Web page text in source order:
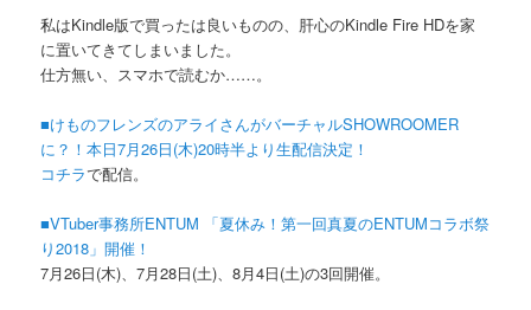
私はKindle版で買ったは良いものの、肝心のKindle Fire HDを家
に置いてきてしまいました。
仕方無い、スマホで読むか……。
■けものフレンズのアライさんがバーチャルSHOWROOMER
に？！本日7月26日(木)20時半より生配信決定！
コチラで配信。
■VTuber事務所ENTUM 「夏休み！第一回真夏のENTUMコラボ祭
り2018」開催！
7月26日(木)、7月28日(土)、8月4日(土)の3回開催。